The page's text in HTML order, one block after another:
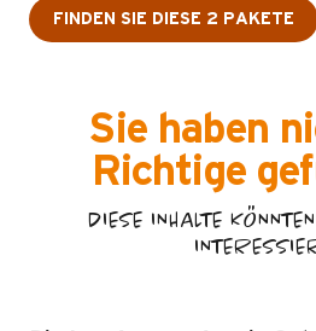
FINDEN SIE DIESE 2 PAKETE
Sie haben
Richtige
DIESE INHALTE